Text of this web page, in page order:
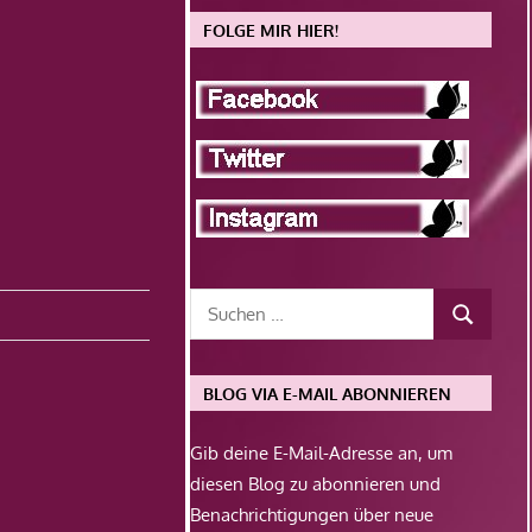
FOLGE MIR HIER!
BLOG VIA E-MAIL ABONNIEREN
Gib deine E-Mail-Adresse an, um
diesen Blog zu abonnieren und
Benachrichtigungen über neue